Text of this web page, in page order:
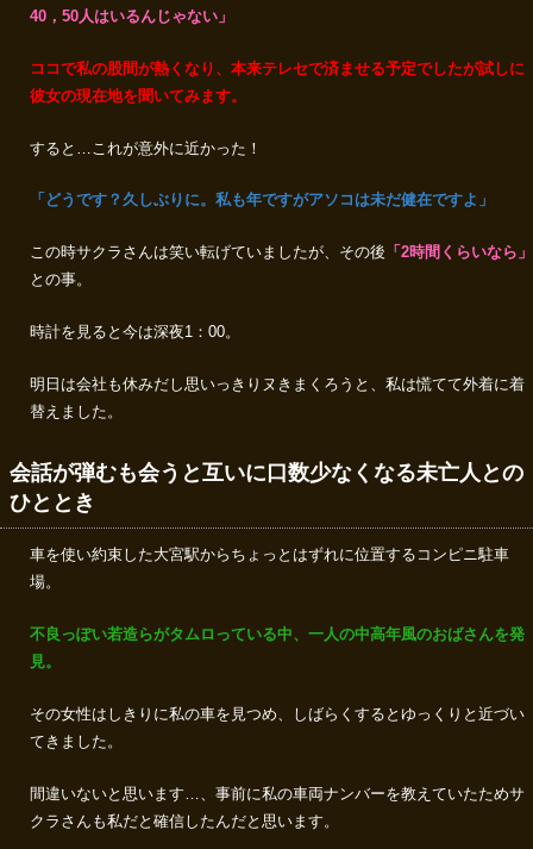
40，50人はいるんじゃない」
ココで私の股間が熱くなり、本来テレセで済ませる予定でしたが試しに
彼女の現在地を聞いてみます。
すると…これが意外に近かった！
「どうです？久しぶりに。私も年ですがアソコは未だ健在ですよ」
この時サクラさんは笑い転げていましたが、その後 「2時間くらいなら」
との事。
時計を見ると今は深夜1：00。
明日は会社も休みだし思いっきりヌきまくろうと、私は慌てて外着に着
替えました。
会話が弾むも会うと互いに口数少なくなる未亡人との
ひととき
車を使い約束した大宮駅からちょっとはずれに位置するコンピニ駐車
場。
不良っぽい若造らがタムロっている中、一人の中高年風のおばさんを発
見。
その女性はしきりに私の車を見つめ、しばらくするとゆっくりと近づい
てきました。
間違いないと思います…、事前に私の車両ナンバーを教えていたためサ
クラさんも私だと確信したんだと思います。